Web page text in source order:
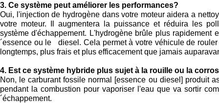
3. Ce système peut améliorer les performances?
Oui, l'injection de hydrogène dans votre moteur aidera a
votre moteur. Il augmentera la puissance et réduira les
système d'échappement. L'hydrogène brûle plus rapidement
´essence ou le diesel. Cela permet à votre véhicule de
longtemps, plus frais et plus efficacement que jamais
4. Est ce système hybride plus sujet à la rouille ou la
Non, le carburant fossile normal [essence ou diesel] produit
pendant la combustion pour vaporiser l'eau que va sortir
´échappement.